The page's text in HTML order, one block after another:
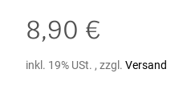
8,90 €
inkl. 19% USt. , zzgl. Versand